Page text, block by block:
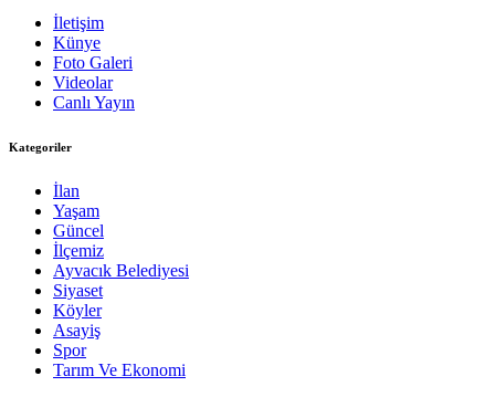
İletişim
Künye
Foto Galeri
Videolar
Canlı Yayın
Kategoriler
İlan
Yaşam
Güncel
İlçemiz
Ayvacık Belediyesi
Siyaset
Köyler
Asayiş
Spor
Tarım Ve Ekonomi